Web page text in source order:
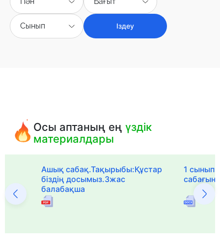
Сынып Іздеу
Осы аптаның еңүздік
материалдары
Ашық сабақ.Тақырыбы:Құстар
біздің досымыз.3жас
балабақша
1